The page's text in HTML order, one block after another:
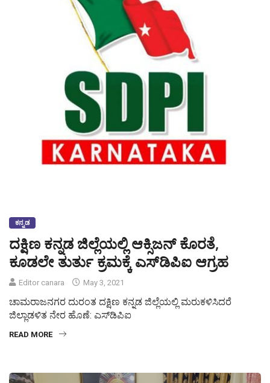
ಕನ್ನಡ
ದಕ್ಷಿಣ ಕನ್ನಡ ಜಿಲ್ಲೆಯಲ್ಲಿ ಆಕ್ಸಿಜನ್ ಕೊರತೆ,
ಕೂಡಲೇ ತುರ್ತು ಕ್ರಮಕ್ಕೆ ಎಸ್‌ಡಿಪಿಐ ಆಗ್ರಹ
Editor canara May 3, 2021
ಚಾಮರಾಜನಗರ ದುರಂತ ದಕ್ಷಿಣ ಕನ್ನಡ ಜಿಲ್ಲೆಯಲ್ಲಿ ಮರುಕಳಿಸಿದರೆ
ಜಿಲ್ಲಾಡಳಿತ ನೇರ ಹೊಣೆ: ಎಸ್‌ಡಿಪಿಐ
READ MORE